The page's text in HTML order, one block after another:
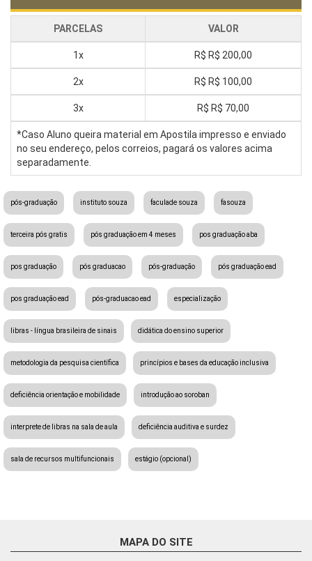
PARCELAS VALOR
1x R$ R$ 200,00
2x R$ R$ 100,00
3x R$ R$ 70,00
*Caso Aluno queira material em Apostila impresso e enviado
no seu endereço, pelos correios, pagará os valores acima
separadamente.
pós-graduação instituto souza faculade souza fasouza
terceira pós gratis pós graduação em 4 meses pos graduação aba
pos graduação pós graduacao pós-graduação pós graduação ead
pos graduação ead pós-graduacao ead especialização
libras - língua brasileira de sinais didática do ensino superior
metodologia da pesquisa científica princípios e bases da educação inclusiva
deficiência orientação e mobilidade introdução ao soroban
interprete de libras na sala de aula deficiência auditiva e surdez
sala de recursos multifuncionais estágio (opcional)
MAPA DO SITE